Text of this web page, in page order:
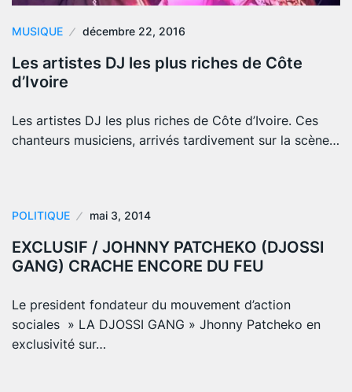
MUSIQUE décembre 22, 2016
Les artistes DJ les plus riches de Côte
d’Ivoire
Les artistes DJ les plus riches de Côte d’Ivoire. Ces
chanteurs musiciens, arrivés tardivement sur la scène…
POLITIQUE mai 3, 2014
EXCLUSIF / JOHNNY PATCHEKO (DJOSSI
GANG) CRACHE ENCORE DU FEU
Le president fondateur du mouvement d’action
sociales » LA DJOSSI GANG » Jhonny Patcheko en
exclusivité sur…